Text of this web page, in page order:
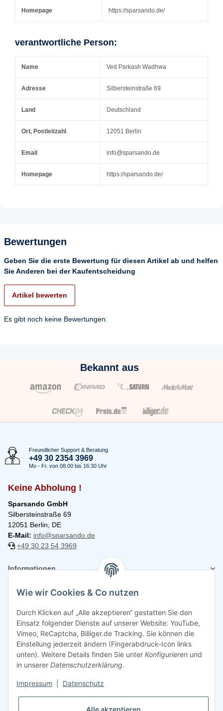
Homepage https://sparsando.de/
verantwortliche Person:
Name Ved Parkash Wadhwa
Adresse Silbersteinstraße 69
Land Deutschland
Ort, Postleitzahl 12051 Berlin
Email info@sparsando.de
Homepage https://sparsando.de/
Bewertungen
Geben Sie die erste Bewertung für diesen Artikel ab und helfen
Sie Anderen bei der Kaufentscheidung
Artikel bewerten
Es gibt noch keine Bewertungen.
Bekannt aus
Freundlicher Support & Beratung
+49 30 2354 3969
Mo - Fr. von 08.00 bis 16:30 Uhr
Keine Abholung !
Sparsando GmbH
Silbersteinstraße 69
12051 Berlin, DE
E-Mail: info@sparsando.de
+49 30 23 54 3969
Informationen
Rechtliches
Wie wir Cookies & Co nutzen
Durch Klicken auf „Alle akzeptieren“ gestatten Sie den
Einsatz folgender Dienste auf unserer Website: YouTube,
Vimeo, ReCaptcha, Billiger.de Tracking. Sie können die
Einstellung jederzeit ändern (Fingerabdruck-Icon links
unten). Weitere Details finden Sie unter Konfigurieren und
in unserer Datenschutzerklärung.
Impressum Datenschutz
Alle akzeptieren